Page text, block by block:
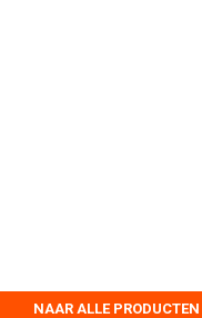
NAAR ALLE PRODUCTEN